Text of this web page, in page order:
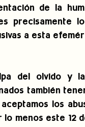
de la
precisamente
a esta
del olvido y
también
aceptamos los
lo menos este